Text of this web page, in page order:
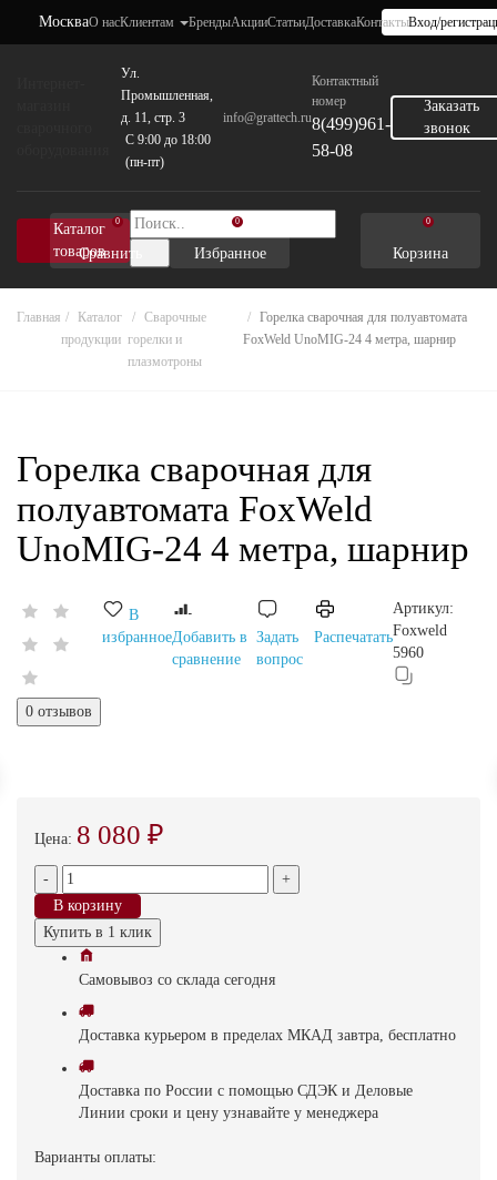
МоскваО насКлиентам БрендыАкцииСтатьиДоставкаКонтактыВход/
Ул.
Промышленная,
д. 11, стр. 3
C 9:00 до 18:00
(пн-пт)
info@grattech.ru
Контактный
номер
8(499)961-
58-08
Заказать
звонок
Каталог
товаров
0
Сравнить
0
Избранное
0
Корзина
Главная
Каталог
продукции
Cварочные
горелки и
плазмотроны
Горелка сварочная для полуавтомата
FoxWeld UnoMIG-24 4 метра, шарнир
Горелка сварочная для
полуавтомата FoxWeld
UnoMIG-24 4 метра, шарнир
0 отзывов
В
избранноеДобавить в
сравнение
Задать
вопрос
Распечатать
Артикул:
Foxweld
5960
Цена: 8 080 ₽
-
+
В корзину
Купить в 1 клик
Самовывоз со склада cегодня
Доставка курьером в пределах МКАД завтра, бесплатно
Доставка по России с помощью СДЭК и Деловые
Линии сроки и цену узнавайте у менеджера
Варианты оплаты: